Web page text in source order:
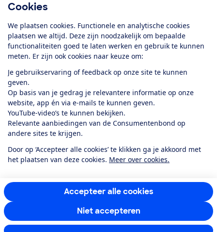
Cookies
We plaatsen cookies. Functionele en analytische cookies
plaatsen we altijd. Deze zijn noodzakelijk om bepaalde
functionaliteiten goed te laten werken en gebruik te kunnen
meten. Er zijn ook cookies naar keuze om:
Je gebruikservaring of feedback op onze site te kunnen
geven.
Op basis van je gedrag je relevantere informatie op onze
website, app én via e-mails te kunnen geven.
YouTube-video’s te kunnen bekijken.
Relevante aanbiedingen van de Consumentenbond op
andere sites te krijgen.
Door op ‘Accepteer alle cookies’ te klikken ga je akkoord met
het plaatsen van deze cookies. Meer over cookies.
Accepteer alle cookies
Niet accepteren
Alles over de
app
Algemene Voorwaarden
Privacyverklaring
Cookiebeleid
Privacyvoorkeuren
Toegankelijkheid
RSS-feed nieuws
Facebook
TwitterInstagram
YoutubeLinkedIn
12.901consumentenbeoordelen de Consumentenbondmet gemiddeld